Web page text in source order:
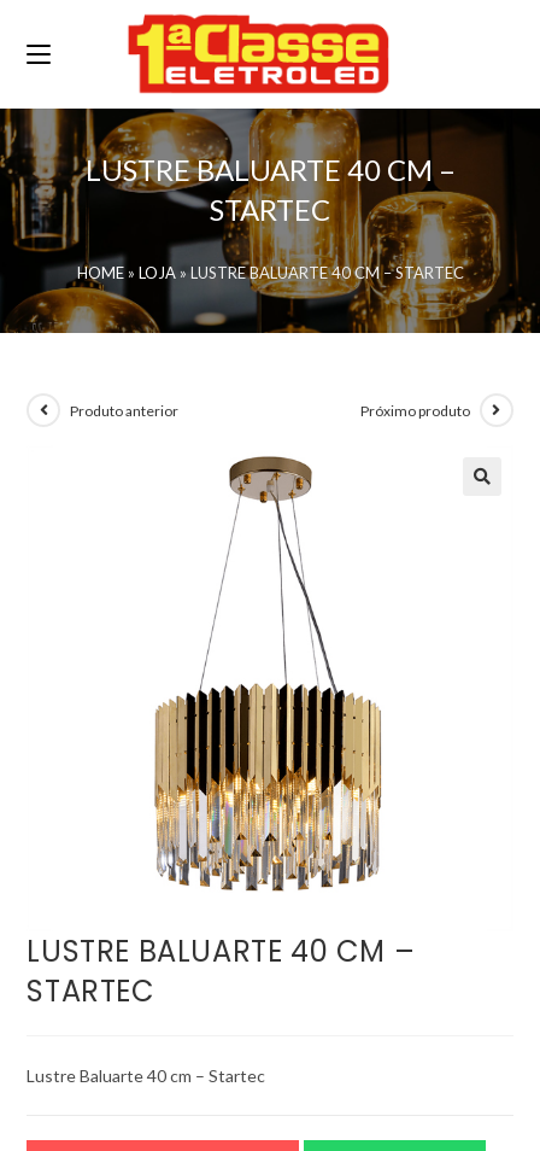
LUSTRE BALUARTE 40 CM –
STARTEC
HOME» LOJA» LUSTRE BALUARTE 40 CM – STARTEC
Produto anterior Próximo produto
LUSTRE BALUARTE 40 CM –
STARTEC
Lustre Baluarte 40 cm – Startec